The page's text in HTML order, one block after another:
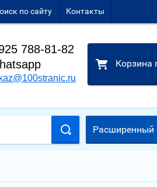
по сайту Контакты
788-81-82
Корзина
Расширенный